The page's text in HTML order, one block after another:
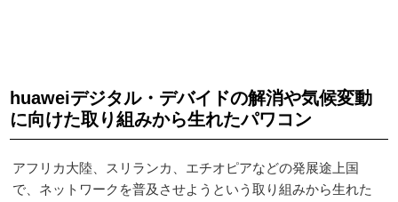
huaweiデジタル・デバイドの解消や気候変動
に向けた取り組みから生れたパワコン
アフリカ大陸、スリランカ、エチオピアなどの発展途上国
で、ネットワークを普及させようという取り組みから生れた